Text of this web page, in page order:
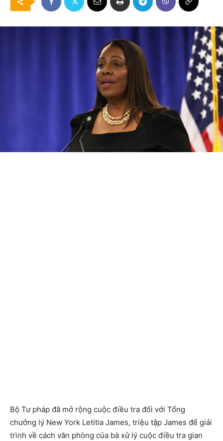
Bộ Tư pháp đã mở rộng cuộc điều tra đối với Tổng
chưởng lý New York Letitia James, triệu tập James để giải
trình về cách văn phòng của bà xử lý cuộc điều tra gian